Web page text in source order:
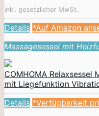
inkl. gesetzlicher MwSt.
Details *Auf Amazon
Massagesessel mit
COMHOMA Relaxsessel
mit Liegefunktion
Details *Verfügbarkeit